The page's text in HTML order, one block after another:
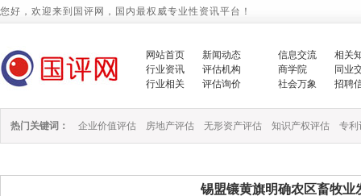
您好，欢迎来到国评网，国内最权威专业性资讯平台！
网站首页
新闻动态
行业资讯
评估机构
行业相关
评估询价
信息交流
相关
商学院
同业
社会万象
招聘
热门关键词： 企业价值评估 房地产评估 无形资产评估 知识产权评估 专利
锡盟镶黄旗明确农区畜牧业